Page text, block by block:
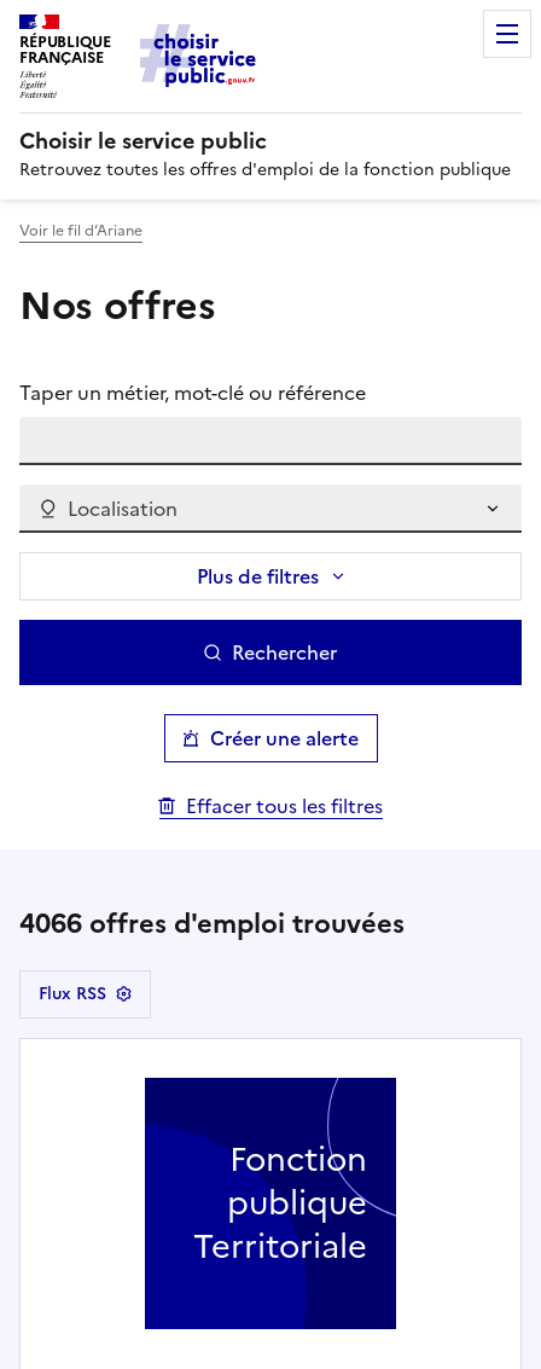
RÉPUBLIQUE
FRANÇAISE
Choisir le service public
Retrouvez toutes les offres d'emploi de la fonction publique
Voir le fil d’Ariane
Nos offres
Taper un métier, mot-clé ou référence
Localisation
Plus de filtres
Rechercher
Créer une alerte
Effacer tous les filtres
4066 offres d'emploi trouvées
Flux RSS
Fonction
publique
Territoriale